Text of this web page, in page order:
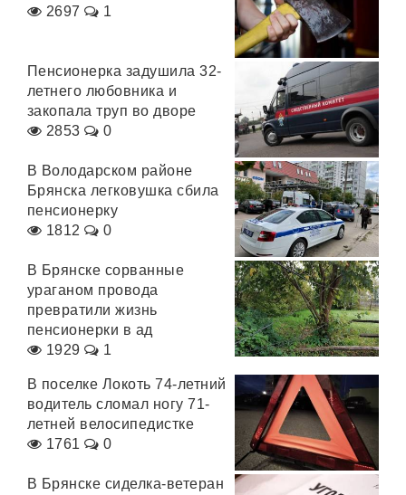
2697
1
Пенсионерка задушила 32-
летнего любовника и
закопала труп во дворе
2853
0
В Володарском районе
Брянска легковушка сбила
пенсионерку
1812
0
В Брянске сорванные
ураганом провода
превратили жизнь
пенсионерки в ад
1929
1
В поселке Локоть 74-летний
водитель сломал ногу 71-
летней велосипедистке
1761
0
В Брянске сиделка-ветеран